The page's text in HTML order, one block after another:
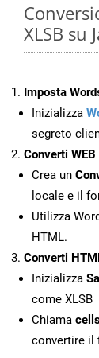
XLSB su
Imposta
Inizializza
segreto
Converti
Crea un
locale e il
Utilizza
HTML.
Converti
Inizializza
come XLSB
Chiama
convertire il